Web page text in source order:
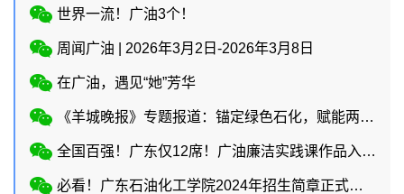
世界一流！广油3个！
周闻广油 | 2026年3月2日-2026年3月8日
在广油，遇见“她”芳华
《羊城晚报》专题报道：锚定绿色石化，赋能两业协同
全国百强！广东仅12席！广油廉洁实践课作品入选教育部廉洁教育系列活动！
必看！广东石油化工学院2024年招生简章正式上线